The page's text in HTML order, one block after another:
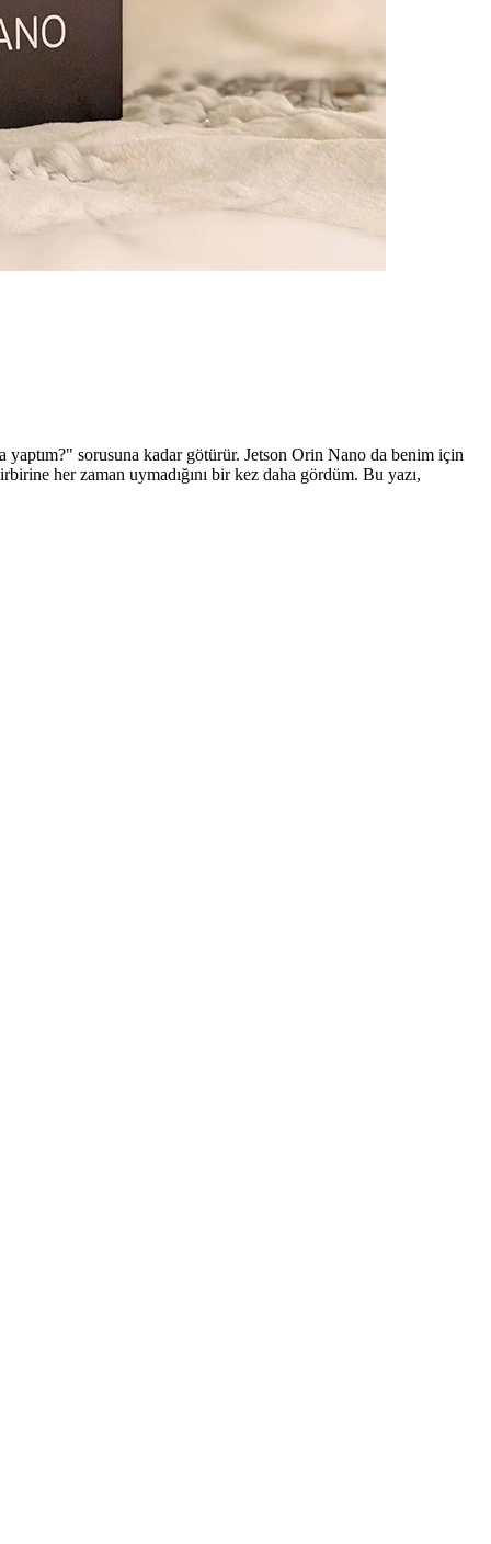
yaptım?" sorusuna kadar götürür. Jetson Orin Nano da benim için
her zaman uymadığını bir kez daha gördüm. Bu yazı,